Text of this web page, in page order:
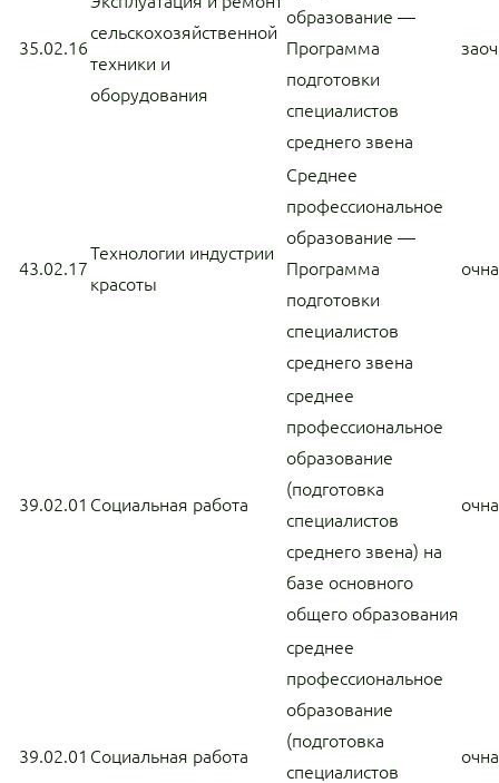
35.02.16
сельскохозяйственной
техники и
оборудования
образование —
Программа
подготовки
специалистов
среднего звена
43.02.17
Технологии индустрии
красоты
Среднее
профессиональное
образование —
Программа
подготовки
специалистов
среднего звена
39.02.01 Социальная работа
среднее
профессиональное
образование
(подготовка
специалистов
среднего звена) на
базе основного
общего образования
39.02.01 Социальная работа
среднее
профессиональное
образование
(подготовка
специалистов